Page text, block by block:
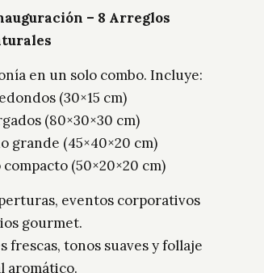
– 8 Arreglos
en un solo combo. Incluye:
(30×15 cm)
(80×30×30 cm)
grande (45×40×20 cm)
(50×20×20 cm)
eventos corporativos
gourmet.
frescas, tonos suaves y follaje
aromático.